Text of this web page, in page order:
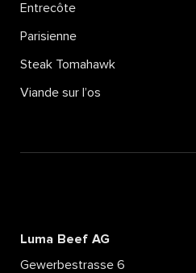
Entrecôte
Parisienne
Steak Tomahawk
Viande sur l’os
Luma Beef AG
Gewerbestrasse 6